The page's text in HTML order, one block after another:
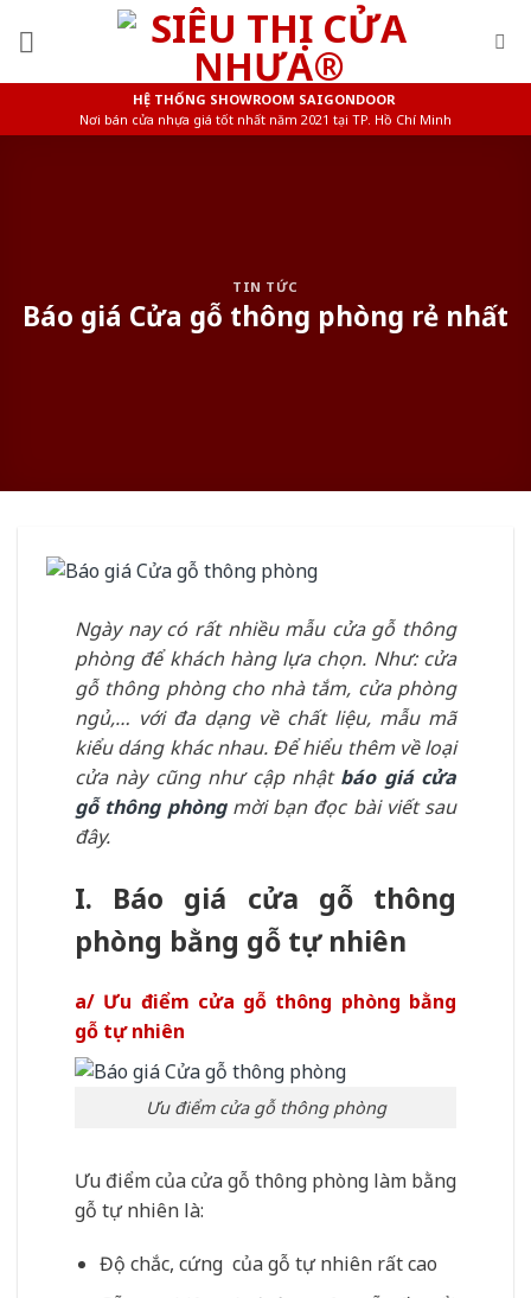
HỆ THỐNG SHOWROOM SAIGONDOOR
Nơi bán cửa nhựa giá tốt nhất năm 2021 tại TP. Hồ Chí Minh
TIN TỨC
Báo giá Cửa gỗ thông phòng rẻ nhất
Ngày nay có rất nhiều mẫu cửa gỗ thông
phòng để khách hàng lựa chọn. Như: cửa
gỗ thông phòng cho nhà tắm, cửa phòng
ngủ,… với đa dạng về chất liệu, mẫu mã
kiểu dáng khác nhau. Để hiểu thêm về loại
cửa này cũng như cập nhật báo giá cửa
gỗ thông phòngmời bạn đọc bài viết sau
đây.
I. Báo giá cửa gỗ thông
phòng bằng gỗ tự nhiên
a/ Ưu điểm cửa gỗ thông phòng bằng
gỗ tự nhiên
Ưu điểm cửa gỗ thông phòng
Ưu điểm của cửa gỗ thông phòng làm bằng
gỗ tự nhiên là:
Độ chắc, cứng của gỗ tự nhiên rất cao